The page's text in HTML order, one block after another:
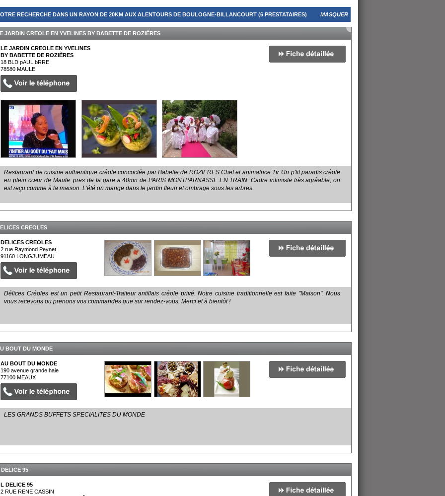
RECHERCHE DANS UN RAYON DE 20KM AUX ALENTOURS DE BOULOGNE-BILLANCOURT (6 PRESTATAIRES) MASQUER
JARDIN CREOLE EN YVELINES BY BABETTE DE ROZIÈRES
LE JARDIN CREOLE EN YVELINES
BY BABETTE DE ROZIÈRES
18 BLD pAUL bRRE
78580MAULE
Restaurant de cuisine authentique créole concoctée par Babette de ROZIERES Chef et animatrice Tv. Un p'tit paradis créole
en plein cœur de Maule. pres de la gare a 40mn de PARIS MONTPARNASSE EN TRAIN. Cadre intimiste très agréable, on
est reçu comme à la maison. L'été on mange dans le jardin fleuri et ombrage sous les arbres.
CREOLES
DELICES CREOLES
2 rue Raymond Peynet
91160LONGJUMEAU
Délices Créoles est un petit Restaurant-Traiteur antillais créole privé. Notre cuisine traditionnelle est faite "Maison". Nous
vous recevons ou prenons vos commandes que sur rendez-vous. Merci et à bientôt !
BOUT DU MONDE
AU BOUT DU MONDE
190 avenue grande haie
77100MEAUX
LES GRANDS BUFFETS SPECIALITES DU MONDE
95
L DELICE 95
2 RUE RENE CASSIN